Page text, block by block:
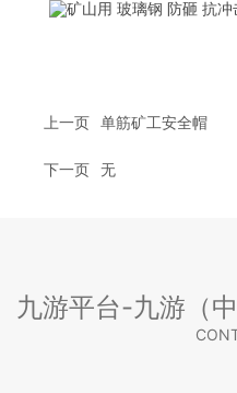
上一页 单筋矿工安全帽
下一页 无
九游平台-九游（